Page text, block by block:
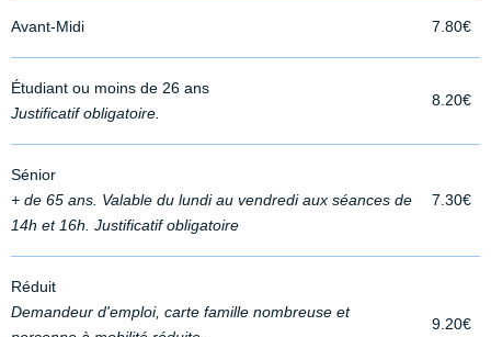
Avant-Midi 7.80€
Étudiant ou moins de 26 ans
Justificatif obligatoire.
8.20€
Sénior
+ de 65 ans. Valable du lundi au vendredi aux séances de
14h et 16h. Justificatif obligatoire
7.30€
Réduit
Demandeur d'emploi, carte famille nombreuse et
9.20€